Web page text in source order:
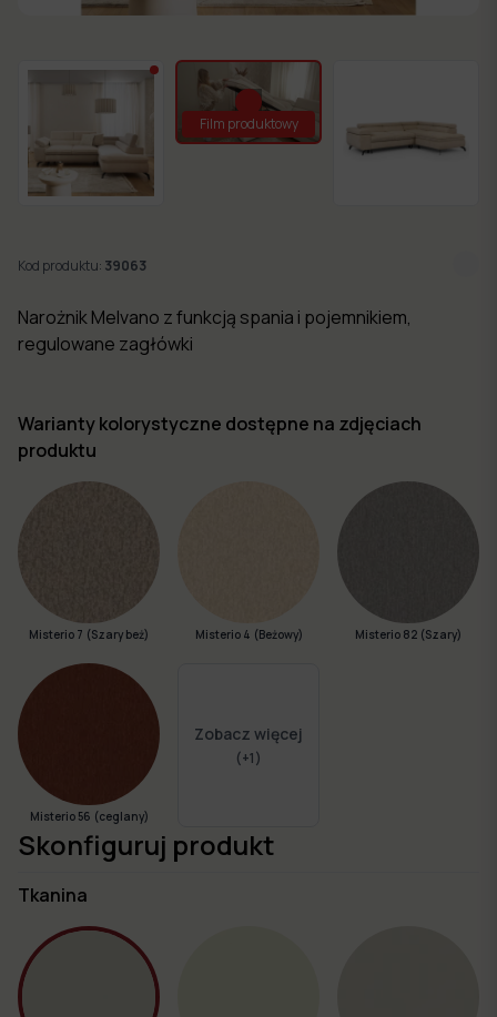
Kolekcje
mebli
Film produktowy
Kod produktu: 39063
Narożnik Melvano z funkcją spania i pojemnikiem,
regulowane zagłówki
Warianty kolorystyczne dostępne na zdjęciach
produktu
Misterio 7 (Szary beż) Misterio 4 (Beżowy) Misterio 82 (Szary)
Misterio 56 (ceglany)
Zobacz więcej
(+1)
Skonfiguruj produkt
Tkanina